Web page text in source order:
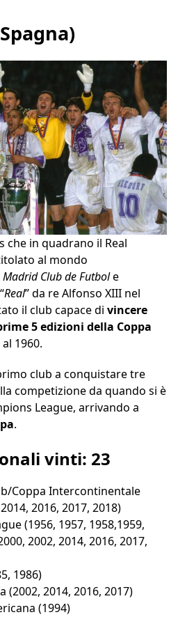
che in quadrano il Real
al mondo
Madrid Club de Futbole
Real” da re Alfonso XIII nel
il club capace di vincere
5 edizioni della Coppa
1960.
club a conquistare tre
competizione da quando si è
League, arrivando a
.
vinti: 23
Coppa Intercontinentale
2016, 2017, 2018)
(1956, 1957, 1958,1959,
2002, 2014, 2016, 2017,
1986)
(2002, 2014, 2016, 2017)
(1994)